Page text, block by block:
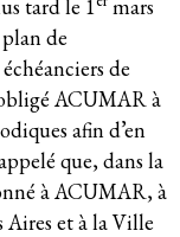
tard le 1
mars
de
de
ACUMAR à
afin d’en
que, dans la
à ACUMAR, à
Aires et à la Ville